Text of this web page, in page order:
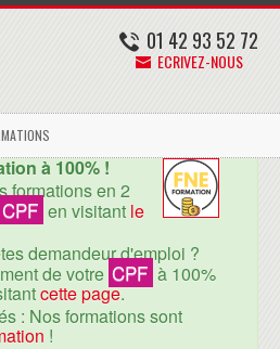
01 42 93 52 72
ECRIVEZ-NOUS
à 100% !
formations en 2
CPF en visitant le
demandeur d'emploi ?
de votre CPF à 100%
cette page.
: Nos formations sont
!